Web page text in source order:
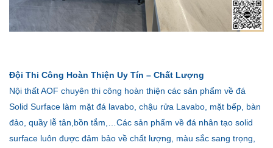
Đội Thi Công Hoàn Thiện Uy Tín – Chất Lượng
Nội thất AOF chuyên thi công hoàn thiện các sản phẩm về đá
Solid Surface làm mặt đá lavabo, chậu rửa Lavabo, mặt bếp, bàn
đảo, quầy lễ tân,bồn tắm,…Các sản phẩm về đá nhân tạo solid
surface luôn được đảm bảo về chất lượng, màu sắc sang trọng,